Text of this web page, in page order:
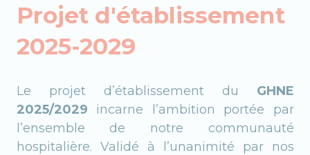
Projet d'établissement
2025-2029
Le projet d’établissement du GHNE
2025/2029 incarne l’ambition portée par
l’ensemble de notre communauté
hospitalière. Validé à l’unanimité par nos